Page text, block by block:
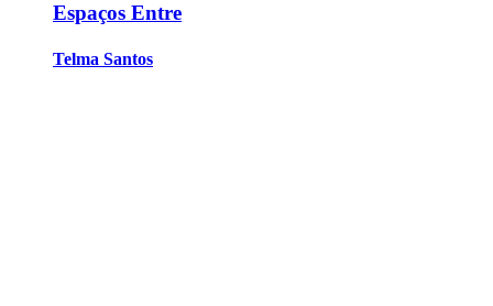
Espaços Entre
Telma Santos